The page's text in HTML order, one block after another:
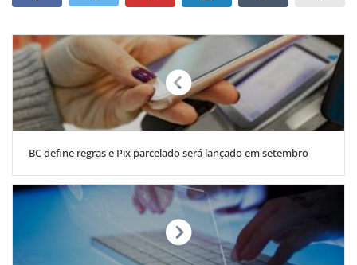
BC define regras e Pix parcelado será lançado em setembro